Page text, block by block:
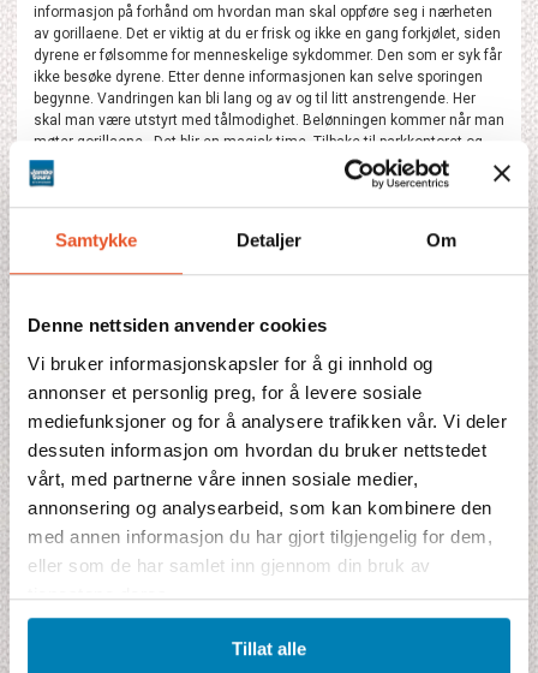
Samtykke Detaljer Om
Denne nettsiden anvender cookies
Vi bruker informasjonskapsler for å gi innhold og
annonser et personlig preg, for å levere sosiale
mediefunksjoner og for å analysere trafikken vår. Vi deler
dessuten informasjon om hvordan du bruker nettstedet
vårt, med partnerne våre innen sosiale medier,
annonsering og analysearbeid, som kan kombinere den
med annen informasjon du har gjort tilgjengelig for dem,
eller som de har samlet inn gjennom din bruk av
tjenestene deres.
Tillat alle
informasjon på forhånd om hvordan man skal oppføre seg i nærheten
av gorillaene. Det er viktig at du er frisk og ikke en gang forkjølet, siden
dyrene er følsomme for menneskelige sykdommer. Den som er syk får
ikke besøke dyrene. Etter denne informasjonen kan selve sporingen
begynne. Vandringen kan bli lang og av og til litt anstrengende. Her
skal man være utstyrt med tålmodighet. Belønningen kommer når man
møter gorillaene . Det blir en magisk time. Tilbake til parkkontoret og
lunsj på Mountain Gorilla Nest innen tilbakereisen til Kigali og
overnatting der.
Dag 4. Fly til Nairobi
det en guidet tur i Kigali. Transfer til flyplassen for hjemreise. Det går
an å besøke gorillaene ved flere anledninger. Ytterligere 750 USD
Fullständigt program
Prisblad
Pristilbud